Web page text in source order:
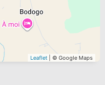
Leaflet | © Google Maps